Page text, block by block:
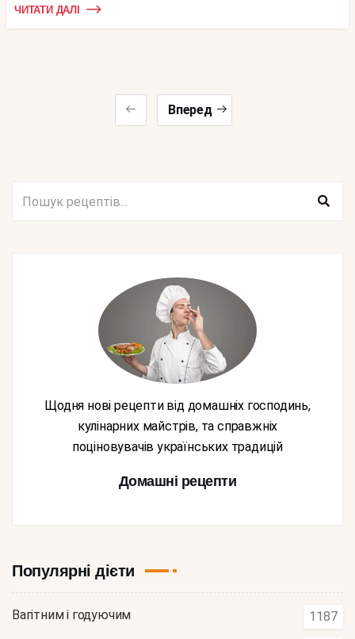
ЧИТАТИ ДАЛІ
Вперед
Щодня нові рецепти від домашніх господинь,
кулінарних майстрів, та справжніх
поціновувачів українських традицій
Домашні рецепти
Популярні дієти
Вагітним і годуючим 1187